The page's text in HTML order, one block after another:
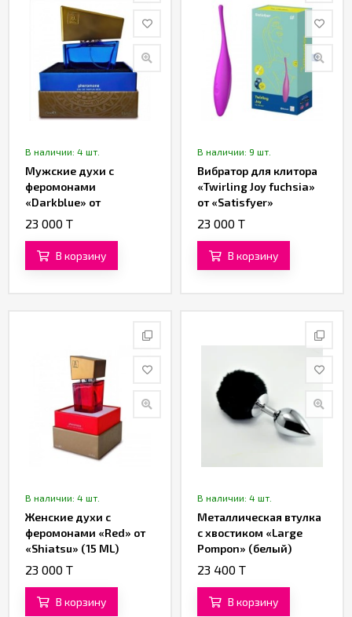
В наличии: 4 шт.
Мужские духи с
феромонами
«Darkblue» от
«Shiatsu» (15 ML)
23 000 T
В корзину
В наличии: 9 шт.
Вибратор для клитора
«Twirling Joy fuchsia»
от «Satisfyer»
23 000 T
В корзину
В наличии: 4 шт.
Женские духи с
феромонами «Red» от
«Shiatsu» (15 ML)
23 000 T
В корзину
В наличии: 4 шт.
Металлическая втулка
с хвостиком «Large
Pompon» (белый)
23 400 T
В корзину